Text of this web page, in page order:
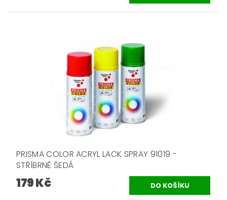
PRISMA COLOR ACRYL LACK SPRAY 91019 -
STŘÍBRNĚ ŠEDÁ
179 Kč